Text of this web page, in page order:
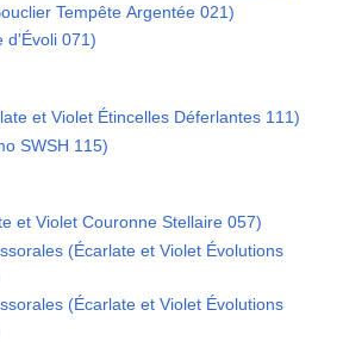
Tempête Argentée 021)
d'Évoli 071)
et Violet Étincelles Déferlantes 111)
SWSH 115)
et Violet Couronne Stellaire 057)
(Écarlate et Violet Évolutions
(Écarlate et Violet Évolutions